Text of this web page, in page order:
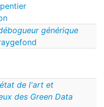
générique
de l'art et
des Green Data